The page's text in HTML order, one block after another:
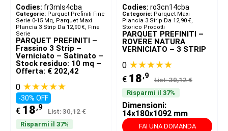
Codies: fr3mls4cba
Categorie: Parquet Prefiniti Fine
Serie 0-15 Mq, Parquet Maxi
Plancia 3 Strip Da 12,90 €, Fine
Serie
PARQUET PREFINITI –
Frassino 3 Strip –
Verniciato – Satinato –
Stock residuo: 10 mq –
Offerta: € 202,42
0 ★★★★★
-30% OFF
€ 18,9 List: 30,12 €
Risparmi il 37%
Codies: ro3cn14cba
Categorie: Parquet Maxi
Plancia 3 Strip Da 12,90 €,
Storico Prodotti
PARQUET PREFINITI –
ROVERE NATURA
VERNICIATO – 3 STRIP
0 ★★★★★
€ 18,9 List: 30,12 €
Risparmi il 37%
Dimensioni:
14x180x1092 mm
FAI UNA DOMANDA